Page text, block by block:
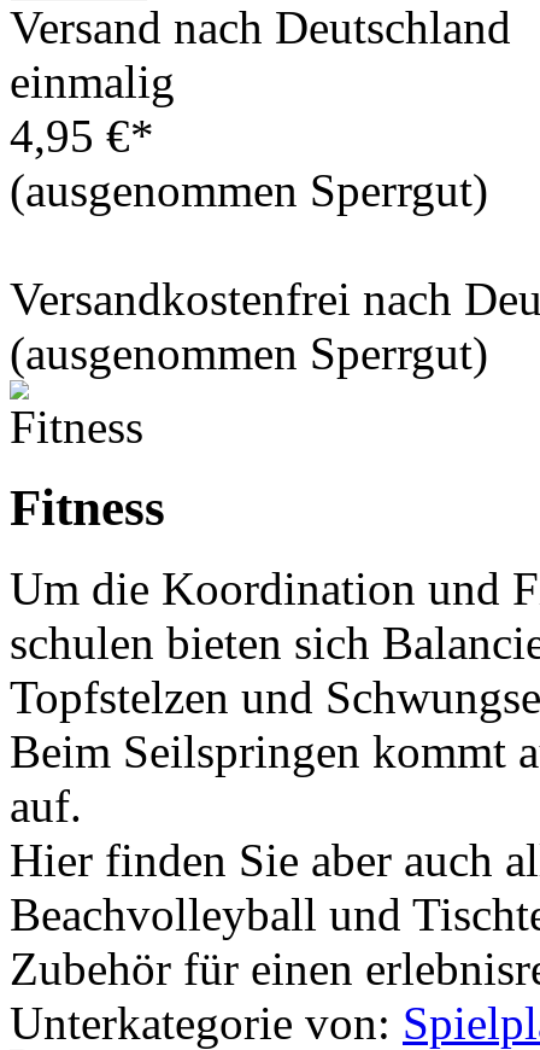
Versand nach Deutschland
einmalig
4,95 €*
(ausgenommen Sperrgut)
Versandkostenfrei nach
(ausgenommen Sperrgut)
Fitness
Um die Koordination und
schulen bieten sich
Topfstelzen und
Beim Seilspringen kommt
auf.
Hier finden Sie aber auch
Beachvolleyball und
Zubehör für einen
Unterkategorie von: